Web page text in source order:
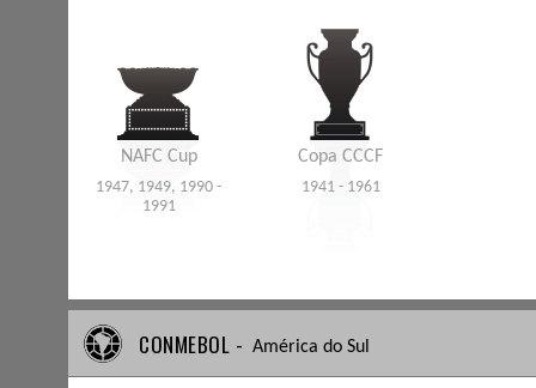
NAFC Cup
1947, 1949, 1990 -
1991
Copa CCCF
1941 - 1961
CONMEBOL - América do Sul